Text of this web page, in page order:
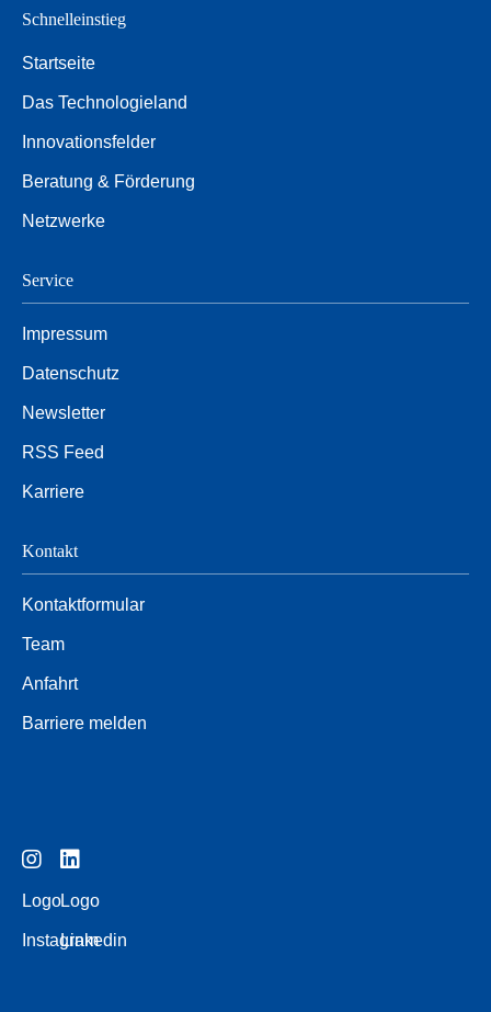
Schnelleinstieg
Startseite
Das Technologieland
Innovationsfelder
Beratung & Förderung
Netzwerke
Service
Impressum
Datenschutz
Newsletter
RSS Feed
Karriere
Kontakt
Kontaktformular
Team
Anfahrt
Barriere melden
Logo
Instagram
Logo
Linkedin